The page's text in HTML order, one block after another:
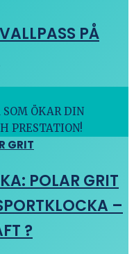
PÅ
SOM ÖKAR DIN
PRESTATION!
POLAR GRIT
–
?